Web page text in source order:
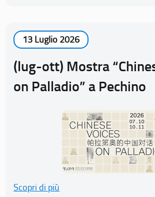
13 Luglio 2026
(lug-ott) Mostra
on Palladio” a Pechino
Scopri di più